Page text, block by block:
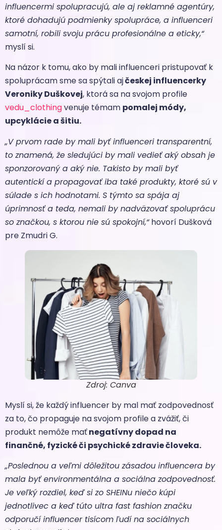
influencermi spolupracujú, ale aj reklamné agentúry,
ktoré dohadujú podmienky spolupráce, a influenceri
samotní, robili svoju prácu profesionálne a eticky,“
myslí si.
Na názor k tomu, ako by mali influenceri pristupovať k
spoluprácam sme sa spýtali ajčeskej influencerky
Veroniky Duškovej, ktorá sa na svojom profile
vedu_clothingvenuje témam pomalej módy,
upcyklácie a šitiu.
„V prvom rade by mali byť influenceri transparentní,
to znamená, že sledujúci by mali vedieť aký obsah je
sponzorovaný a aký nie. Takisto by mali byť
autentickí a propagovať iba také produkty, ktoré sú v
súlade s ich hodnotami. S týmto sa spája aj
úprimnosť a teda, nemali by nadväzovať spoluprácu
so značkou, s ktorou nie sú spokojní,“hovorí Dušková
pre Zmudri G.
Zdroj: Canva
Myslí si, že každý influencer by mal mať zodpovednosť
za to, čo propaguje na svojom profile a zvážiť, či
produkt nemôže maťnegatívny dopad na
finančné, fyzické či psychické zdravie človeka.
„Poslednou a veľmi dôležitou zásadou influencera by
mala byť environmentálna a sociálna zodpovednosť.
Je veľký rozdiel, keď si zo SHEINu niečo kúpi
jednotlivec a keď túto ultra fast fashion značku
odporučí influencer tisícom ľudí na sociálnych